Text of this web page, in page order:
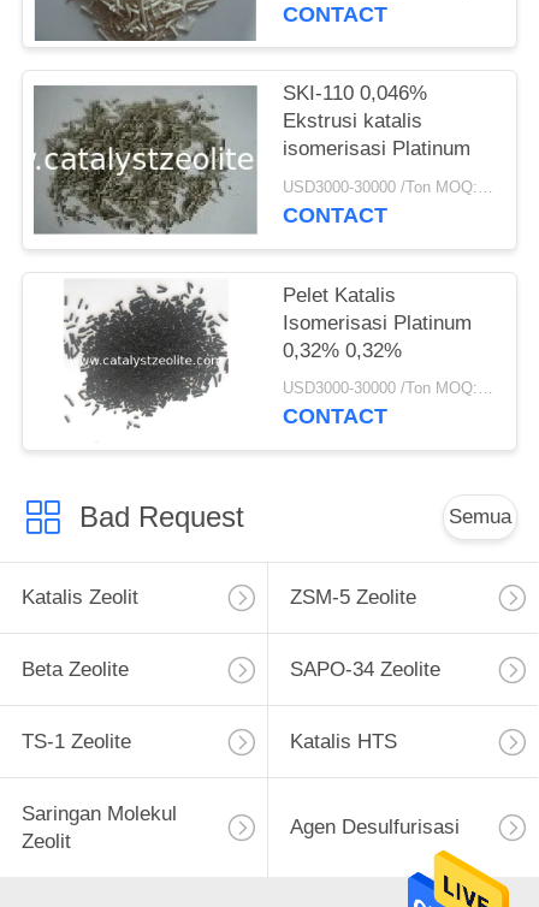
CONTACT
SKI-110 0,046%
Ekstrusi katalis
isomerisasi Platinum
USD3000-30000 /Ton MOQ:1 KG
CONTACT
Pelet Katalis
Isomerisasi Platinum
0,32% 0,32%
USD3000-30000 /Ton MOQ:1 KG
CONTACT
Bad Request Semua
Katalis Zeolit ZSM-5 Zeolite
Beta Zeolite SAPO-34 Zeolite
TS-1 Zeolite Katalis HTS
Saringan Molekul
Zeolit
Agen Desulfurisasi